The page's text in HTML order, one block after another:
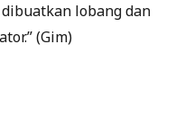
lobang dan
(Gim)